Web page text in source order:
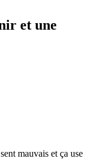
et une
mauvais et ça use